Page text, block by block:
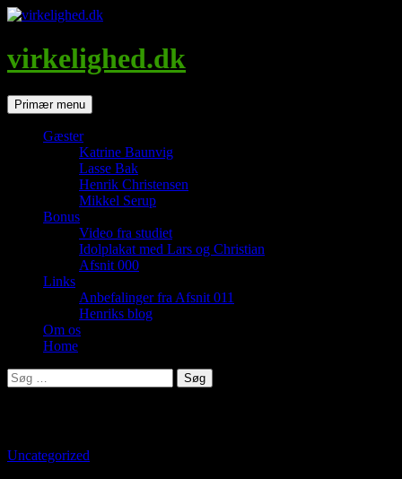
Hop
indhold
virkelighed.dk
SøgPrimær menu
Gæster
Katrine Baunvig
Lasse Bak
Henrik Christensen
Mikkel Serup
Bonus
Video fra studiet
Idolplakat med Lars og Christian
Afsnit 000
Links
Anbefalinger fra Afsnit 011
Henriks blog
Om os
Home
Søg
efter:
Uncategorized